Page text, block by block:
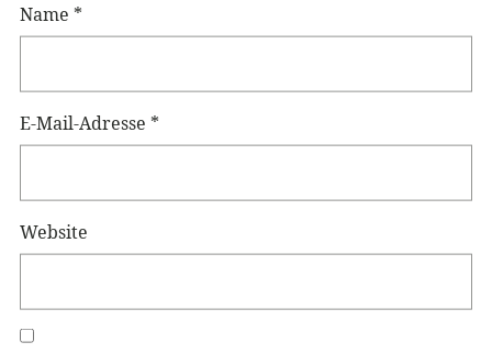
Name *
E-Mail-Adresse *
Website